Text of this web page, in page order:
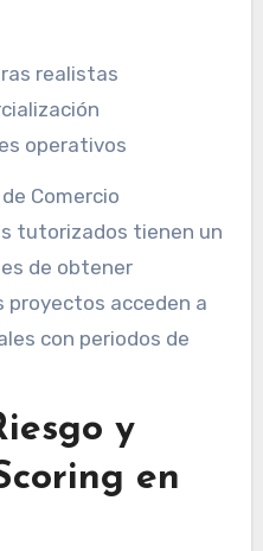
realistas
operativos
Comercio
tutorizados tienen un
de obtener
proyectos acceden a
con periodos de
y
en